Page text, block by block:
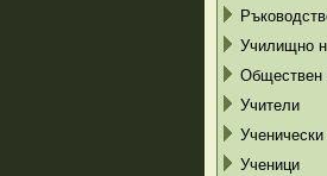
Училищно
Обществен
Учители
Ученици